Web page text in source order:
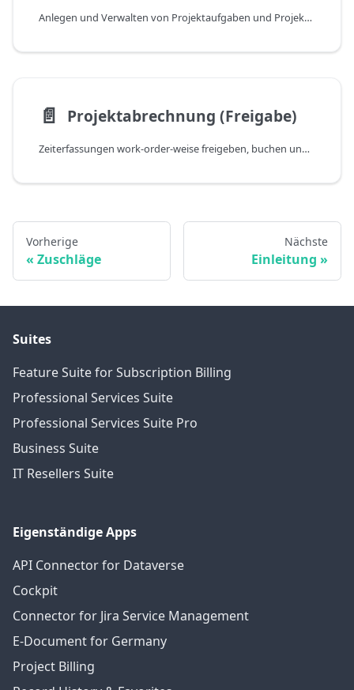
Anlegen und Verwalten von Projektaufgaben und Projektplanungszeilen aus Debitoren-Abonnementverträgen und Abonnements
📄️ Projektabrechnung (Freigabe)
Zeiterfassungen work-order-weise freigeben, buchen und fakturieren über die Seite „Projektabrechnung (Freigabe)"
Vorherige
Zuschläge
Nächste
Einleitung
Suites
Feature Suite for Subscription Billing
Professional Services Suite
Professional Services Suite Pro
Business Suite
IT Resellers Suite
Eigenständige Apps
API Connector for Dataverse
Cockpit
Connector for Jira Service Management
E-Document for Germany
Project Billing